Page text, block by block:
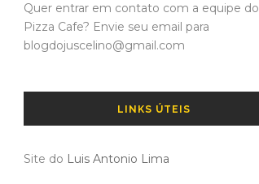
Quer entrar em contato com a equipe do
Pizza Cafe? Envie seu email para
blogdojuscelino@gmail.com
LINKS ÚTEIS
Site do Luis Antonio Lima